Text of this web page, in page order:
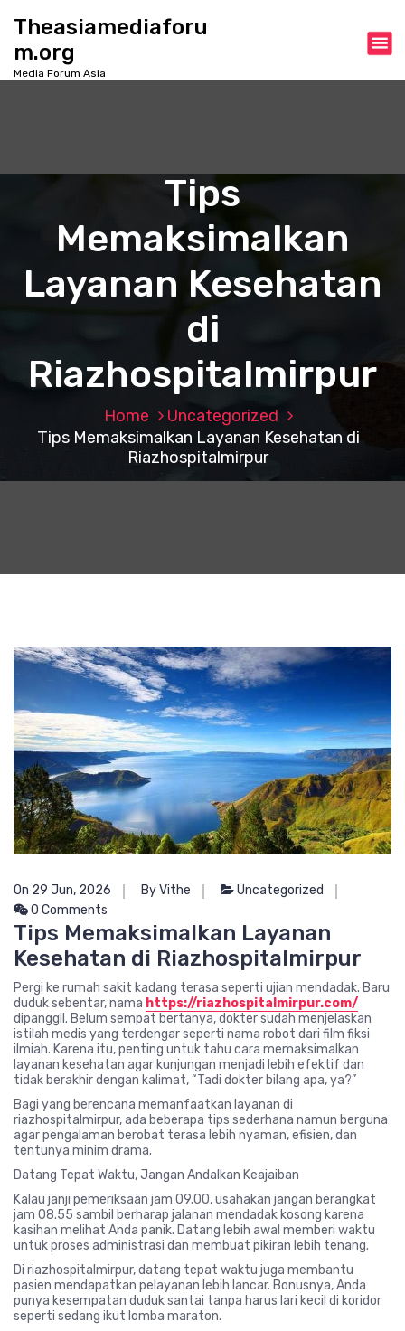
Theasiamediaforu
m.org
Media Forum Asia
Tips
Memaksimalkan
Layanan Kesehatan
di
Riazhospitalmirpur
Home
Uncategorized
Tips Memaksimalkan Layanan Kesehatan di
Riazhospitalmirpur
On 29 Jun, 2026 By Vithe
Uncategorized
0 Comments
Tips Memaksimalkan Layanan
Kesehatan di Riazhospitalmirpur
Pergi ke rumah sakit kadang terasa seperti ujian mendadak. Baru
duduk sebentar, nama https://riazhospitalmirpur.com/
dipanggil. Belum sempat bertanya, dokter sudah menjelaskan
istilah medis yang terdengar seperti nama robot dari film fiksi
ilmiah. Karena itu, penting untuk tahu cara memaksimalkan
layanan kesehatan agar kunjungan menjadi lebih efektif dan
tidak berakhir dengan kalimat, “Tadi dokter bilang apa, ya?”
Bagi yang berencana memanfaatkan layanan di
riazhospitalmirpur, ada beberapa tips sederhana namun berguna
agar pengalaman berobat terasa lebih nyaman, efisien, dan
tentunya minim drama.
Datang Tepat Waktu, Jangan Andalkan Keajaiban
Kalau janji pemeriksaan jam 09.00, usahakan jangan berangkat
jam 08.55 sambil berharap jalanan mendadak kosong karena
kasihan melihat Anda panik. Datang lebih awal memberi waktu
untuk proses administrasi dan membuat pikiran lebih tenang.
Di riazhospitalmirpur, datang tepat waktu juga membantu
pasien mendapatkan pelayanan lebih lancar. Bonusnya, Anda
punya kesempatan duduk santai tanpa harus lari kecil di koridor
seperti sedang ikut lomba maraton.